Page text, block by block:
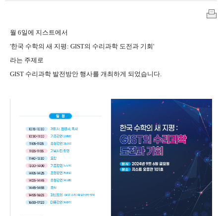
월 6일에 지스트에서
'한국 수학의 새 지평: GIST의 수리과학 도전과 기회'
라는 주제로
GIST 수리과학 발전방안 행사를 개최하게 되었습니다.